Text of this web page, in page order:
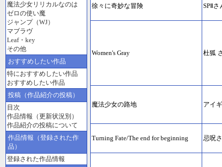
魔法少女リリカルなのは
ゼロの使い魔
ジャンプ（WJ）
マブラヴ
Leaf・key
その他
おすすめしたい作品
特におすすめしたい作品
おすすめしたい作品
投稿（作品紹介の投稿）
目次
作品情報（更新状況別）
作品紹介の投稿について
作品情報（登録された作
品）
登録された作品情報
徐々に奇妙な冒険 SPⅡさ
Women's Gray 杜狐
魔法少女の路地 アイ
Turning Fate/The end for beginning 忌呪